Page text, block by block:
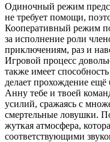
Одиночный режим
не требует помощи,
Кооперативный режим
за исполнение роли
приключениям, раз и
Игровой процесс
также имеет
делает прохождение
Анну тебе и твоей
усилий, сражаясь с
смертельные ловушки.
жуткая атмосфера,
соответствующими